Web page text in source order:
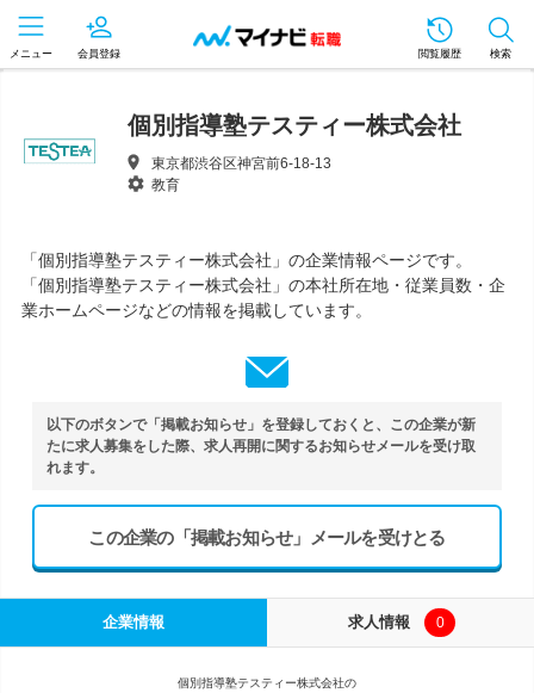
メニュー 会員登録 閲覧履歴 検索
個別指導塾テスティー株式会社
東京都渋谷区神宮前6-18-13
教育
「個別指導塾テスティー株式会社」の企業情報ページです。
「個別指導塾テスティー株式会社」の本社所在地・従業員数・企
業ホームページなどの情報を掲載しています。
以下のボタンで「掲載お知らせ」を登録しておくと、この企業が新
たに求人募集をした際、求人再開に関するお知らせメールを受け取
れます。
この企業の「掲載お知らせ」メールを受けとる
企業情報 求人情報 0
個別指導塾テスティー株式会社の